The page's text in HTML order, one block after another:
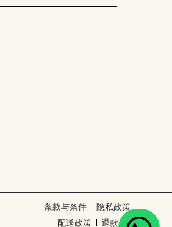
条款与条件
隐私政策
配送政策
退款政策